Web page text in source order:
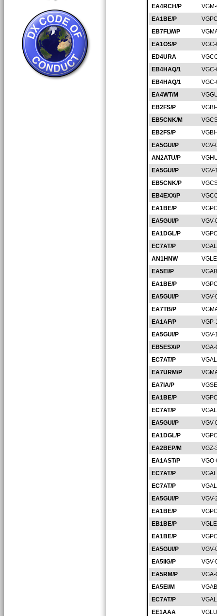
EA4RCH/P
EA1BE/P
EB7FLW/P
EA1OS/P
ED4URA
EB4HAQ/1
EB4HAQ/1
EA4WT/M
EB2FS/P
EB5CNK/M
EB2FS/P
EA5GUI/P
VGV-
AN2ATU/P
EA5GUI/P
VGV-
EB5CNK/P
EB4EXX/P
EA1BE/P
EA5GUI/P
VGV-
EA1DGL/P
EC7AT/P
AN1HNW
EA5EI/P
EA1BE/P
EA5GUI/P
VGV-
EA7TB/P
EA1AF/P
EA5GUI/P
VGV-
EB5ESX/P
EC7AT/P
EA7URM/P
EA7IA/P
EA1BE/P
EC7AT/P
EA5GUI/P
VGV-
EA1DGL/P
EA2BEP/M
VGZ-
EA1AST/P
EC7AT/P
EC7AT/P
EA5GUI/P
VGV-
EA1BE/P
EB1BE/P
EA1BE/P
EA5GUI/P
VGV-
EA5IIG/P
VGV-
EA5RM/P
EA5EI/M
EC7AT/P
EE1AAA